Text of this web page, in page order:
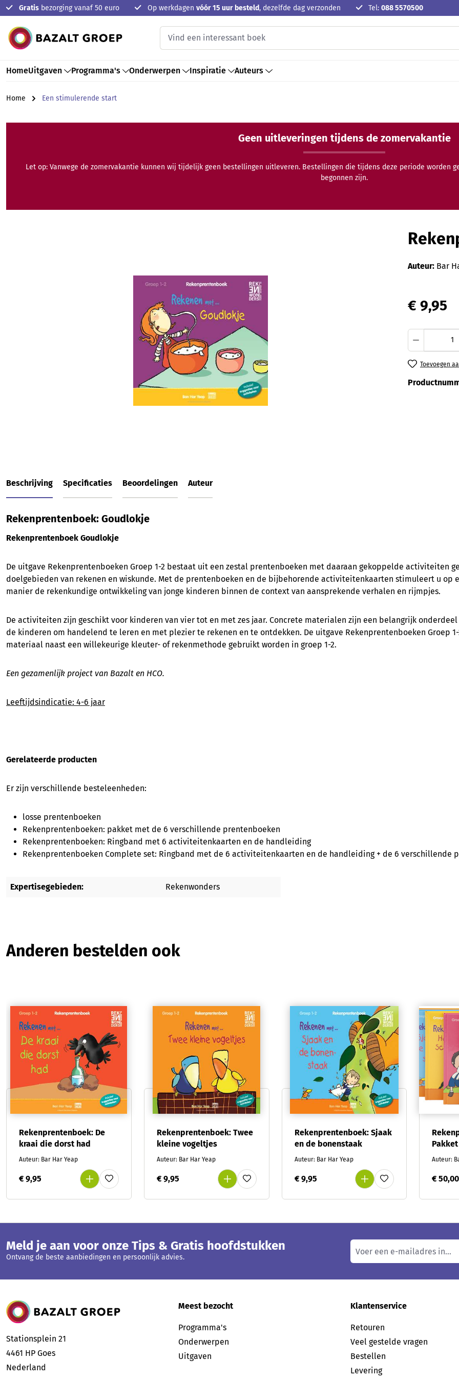
Ga naar de hoofdnavigatie
Gratisbezorging vanaf 50 euro Op werkdagen vóór 15 uur besteld, dezelfde dag verzonden Tel:088 5570500
HomeUitgaven Programma's Onderwerpen Inspiratie Auteurs
Home Een stimulerende start
Geen uitleveringen tijdens de zomervakantie
Let op: Vanwege de zomervakantie kunnen wij tijdelijk geen bestellingen uitleveren. Bestellingen die tijdens deze periode worden
begonnen zijn.
Auteur: Bar
€ 9,95
Toevoegen
Beschrijving Specificaties Beoordelingen Auteur
Rekenprentenboek: Goudlokje
Rekenprentenboek Goudlokje
De uitgave Rekenprentenboeken Groep 1-2 bestaat uit een zestal prentenboeken met daaraan gekoppelde activiteiten
doelgebieden van rekenen en wiskunde. Met de prentenboeken en de bijbehorende activiteitenkaarten stimuleert u op
manier de rekenkundige ontwikkeling van jonge kinderen binnen de context van aansprekende verhalen en rijmpjes.
De activiteiten zijn geschikt voor kinderen van vier tot en met zes jaar. Concrete materialen zijn een belangrijk
de kinderen om handelend te leren en met plezier te rekenen en te ontdekken. De uitgave Rekenprentenboeken Groep
materiaal naast een willekeurige kleuter- of rekenmethode gebruikt worden in groep 1-2.
Een gezamenlijk project van Bazalt en HCO.
Leeftijdsindicatie: 4-6 jaar
Gerelateerde producten
Er zijn verschillende besteleenheden:
losse prentenboeken
Rekenprentenboeken: pakket met de 6 verschillende prentenboeken
Rekenprentenboeken: Ringband met 6 activiteitenkaarten en de handleiding
Rekenprentenboeken Complete set: Ringband met de 6 activiteitenkaarten en de handleiding + de 6 verschillende
Expertisegebieden: Rekenwonders
Productgalerij overslaan
Anderen bestelden ook
Rekenprentenboek: De
kraai die dorst had
Auteur: Bar Har Yeap
€ 9,95
Rekenprentenboek: Twee
kleine vogeltjes
Auteur: Bar Har Yeap
€ 9,95
Rekenprentenboek: Sjaak
en de bonenstaak
Auteur: Bar Har Yeap
€ 9,95
groep
Auteur:
€ 50,00
Meld je aan voor onze Tips & Gratis hoofdstukken
Ontvang de beste aanbiedingen en persoonlijk advies.
Bazalt Groep
Stationsplein 21
4461 HP Goes
Nederland
Meest bezocht
Programma's
Onderwerpen
Uitgaven
Klantenservice
Retouren
Veel gestelde vragen
Bestellen
Levering